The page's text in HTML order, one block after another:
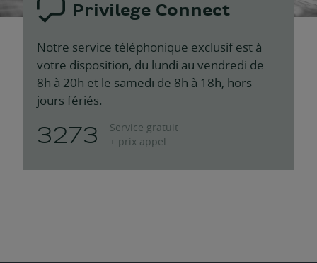
Privilege Connect
Notre service téléphonique exclusif est à
votre disposition, du lundi au vendredi de
8h à 20h et le samedi de 8h à 18h, hors
jours fériés.
3273
Service gratuit
+ prix appel